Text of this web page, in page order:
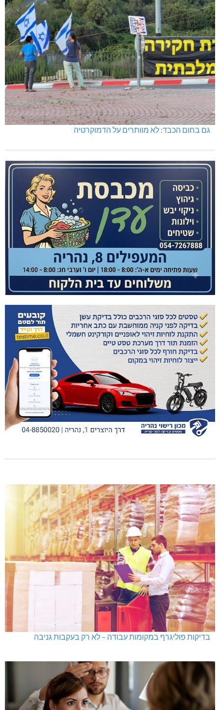
גם בחום הכבד: לא מוותרים על הדמוקרטיה
בדיקות פוליגרף במקומות עבודה – לא רק בעקבות גניבה